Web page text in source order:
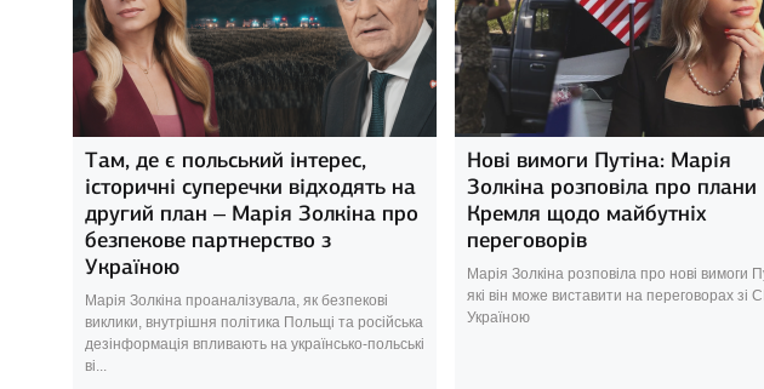
Там, де є польський інтерес,
історичні суперечки відходять на
другий план – Марія Золкіна про
безпекове партнерство з
Україною
Марія Золкіна проаналізувала, як безпекові
виклики, внутрішня політика Польщі та російська
дезінформація впливають на українсько-польські
ві...
Нові вимоги Путіна: Марія
Золкіна розповіла про плани
Кремля щодо майбутніх
переговорів
Марія Золкіна розповіла про нові вимоги
які він може виставити на переговорах зі
Україною